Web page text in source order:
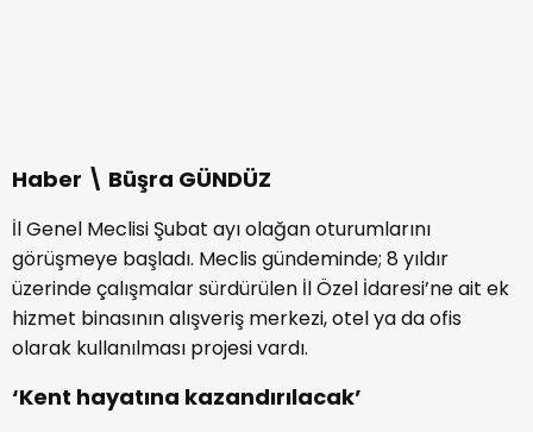
Haber \ Büşra GÜNDÜZ
İl Genel Meclisi Şubat ayı olağan oturumlarını
görüşmeye başladı. Meclis gündeminde; 8 yıldır
üzerinde çalışmalar sürdürülen İl Özel İdaresi’ne ait ek
hizmet binasının alışveriş merkezi, otel ya da ofis
olarak kullanılması projesi vardı.
‘Kent hayatına kazandırılacak’